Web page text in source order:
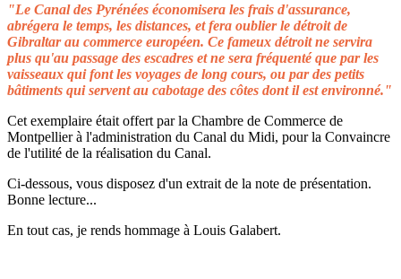
"Le Canal des Pyrénées économisera les frais d'assurance,
abrégera le temps, les distances, et fera oublier le détroit de
Gibraltar au commerce européen. Ce fameux détroit ne servira
plus qu'au passage des escadres et ne sera fréquenté que par les
vaisseaux qui font les voyages de long cours, ou par des petits
bâtiments qui servent au cabotage des côtes dont il est environné."
Cet exemplaire était offert par la Chambre de Commerce de
Montpellier à l'administration du Canal du Midi, pour la Convaincre
de l'utilité de la réalisation du Canal.
Ci-dessous, vous disposez d'un extrait de la note de présentation.
Bonne lecture...
En tout cas, je rends hommage à Louis Galabert.